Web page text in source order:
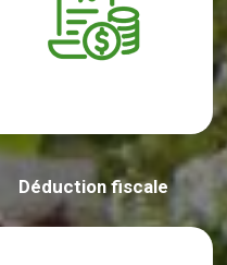
Déduction fiscale